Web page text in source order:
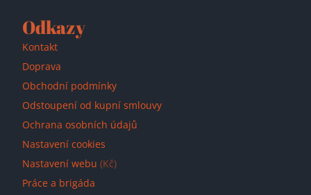
Odkazy
Kontakt
Doprava
Obchodní podmínky
Odstoupení od kupní smlouvy
Ochrana osobních údajů
Nastavení cookies
Nastavení webu (Kč)
Práce a brigáda